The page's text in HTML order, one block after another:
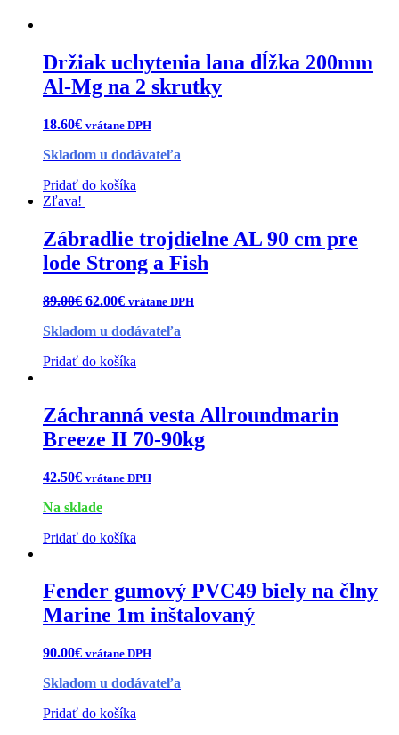
Držiak uchytenia lana dĺžka 200mm
Al-Mg na 2 skrutky
18.60€ vrátane DPH
Skladom u dodávateľa
Pridať do košíka
Zľava!
Zábradlie trojdielne AL 90 cm pre
lode Strong a Fish
89.00€ 62.00€ vrátane DPH
Skladom u dodávateľa
Pridať do košíka
Záchranná vesta Allroundmarin
Breeze II 70-90kg
42.50€ vrátane DPH
Na sklade
Pridať do košíka
Fender gumový PVC49 biely na člny
Marine 1m inštalovaný
90.00€ vrátane DPH
Skladom u dodávateľa
Pridať do košíka